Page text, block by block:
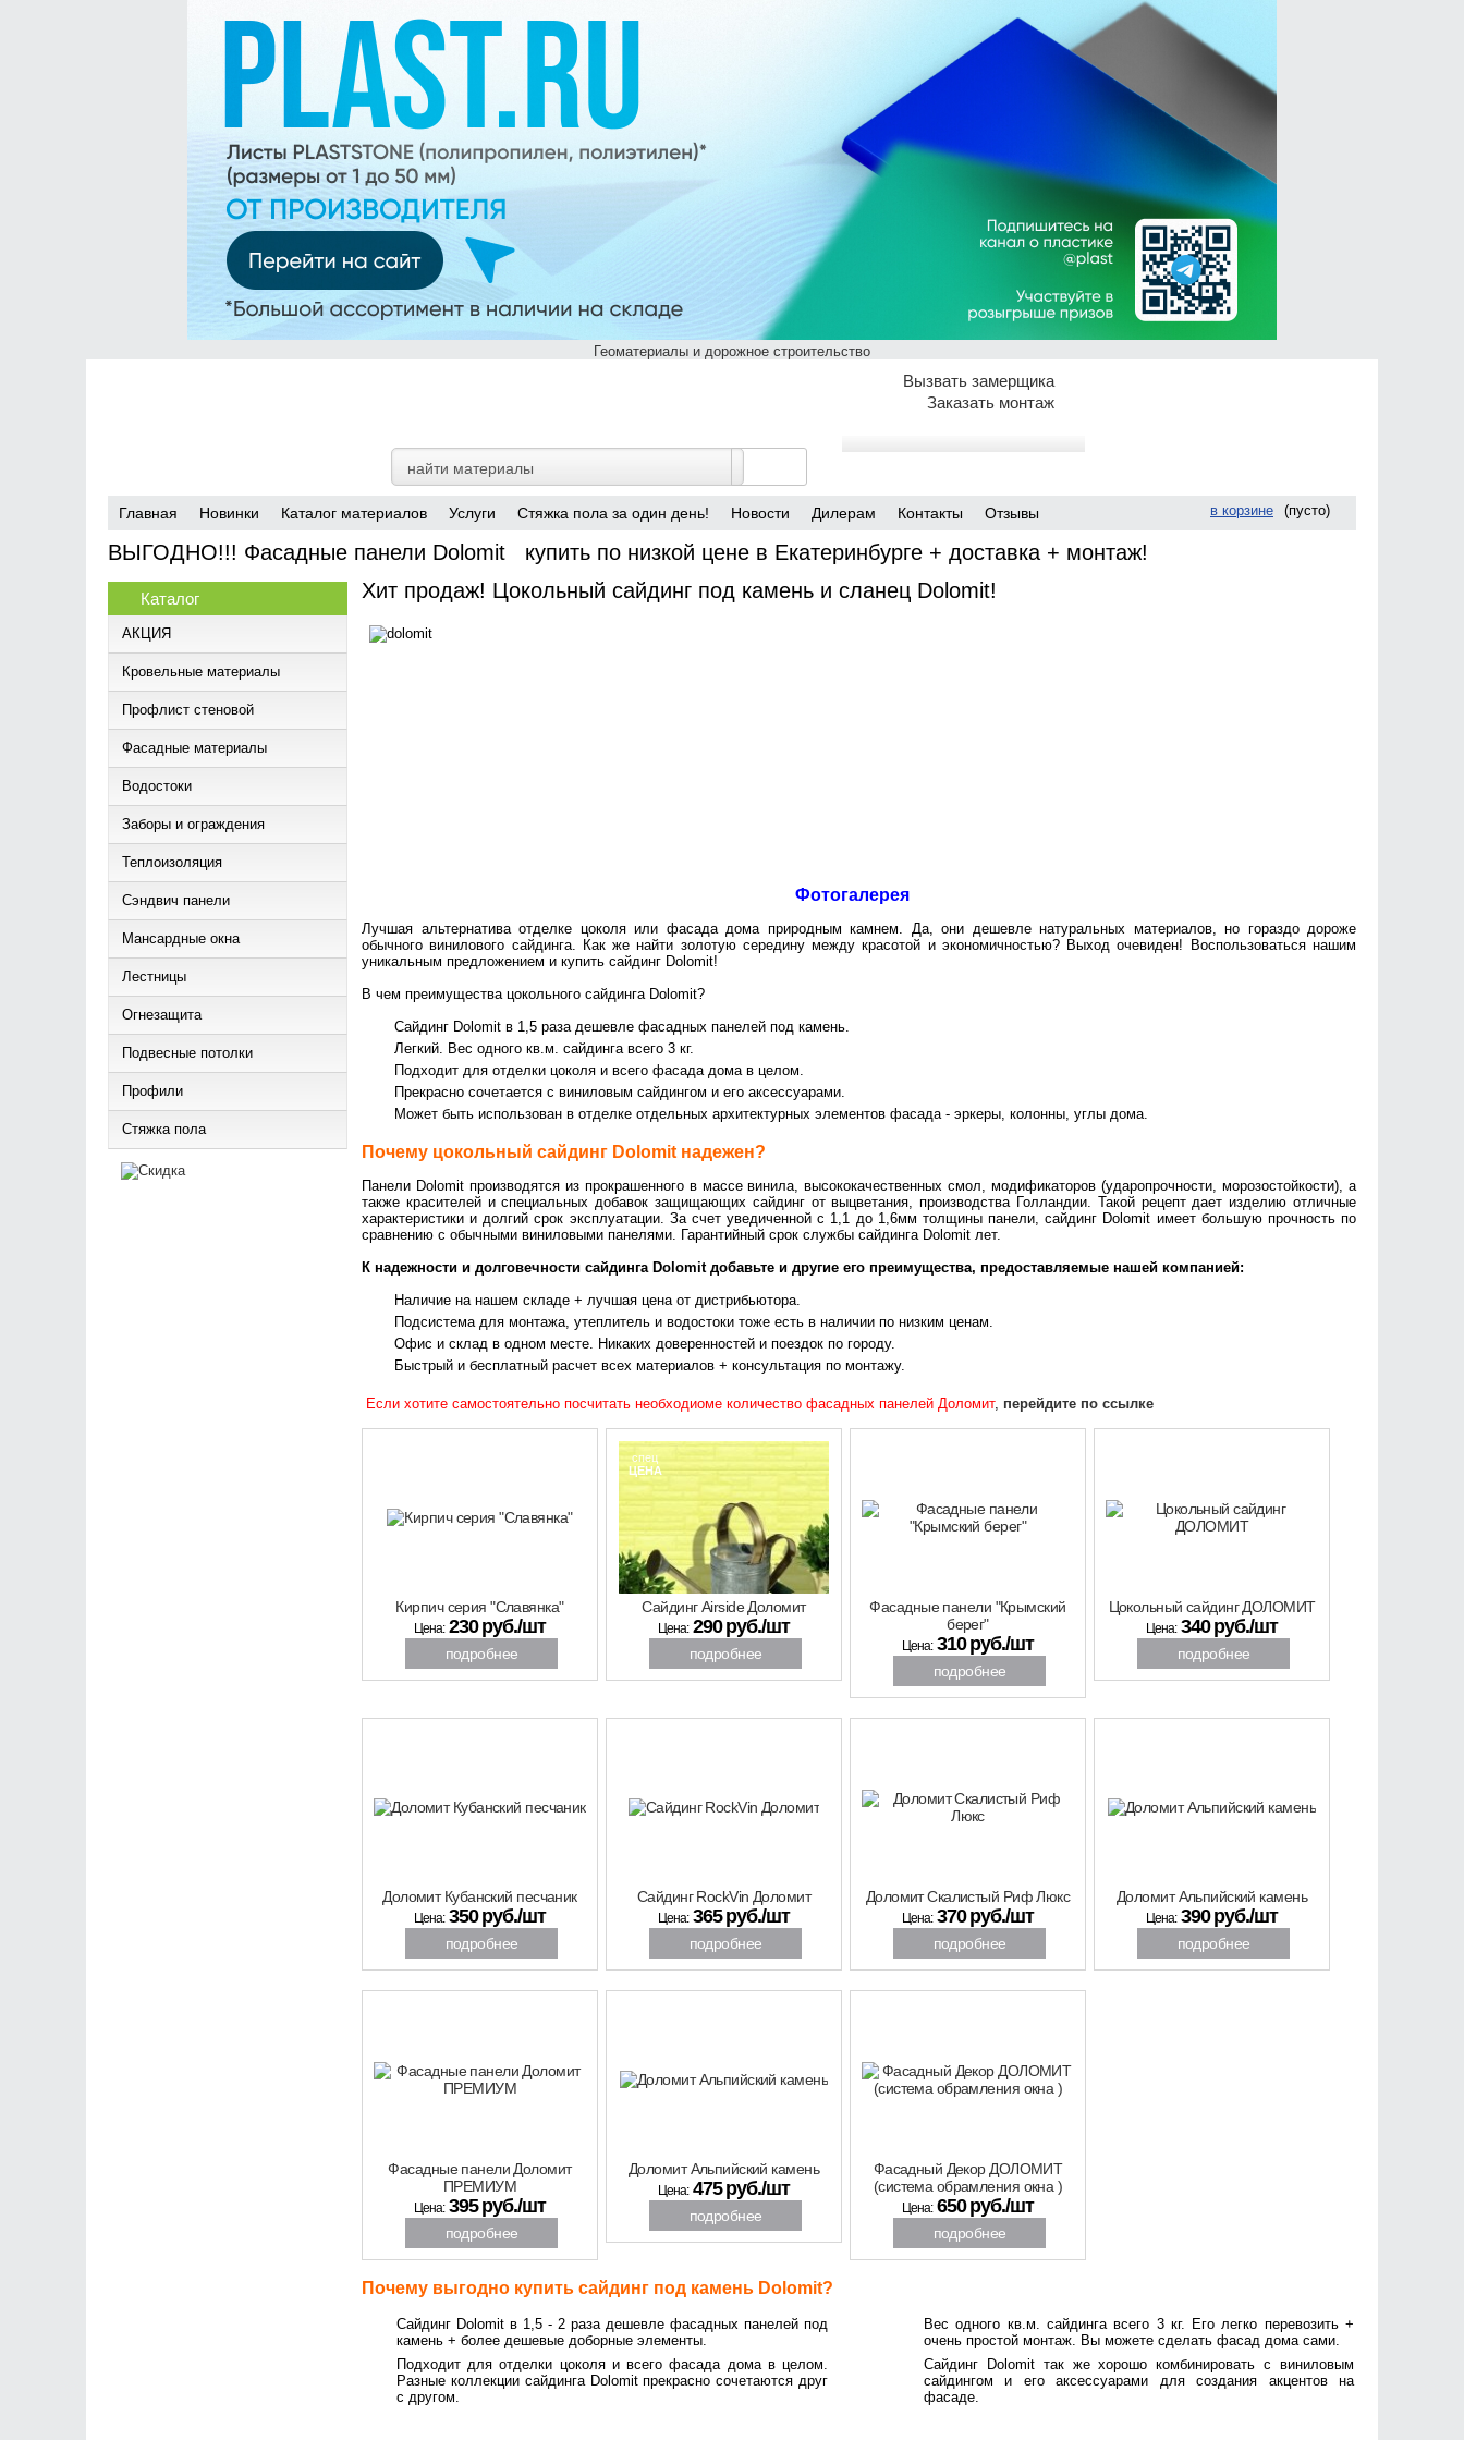
Геоматериалы и дорожное строительство
7 лет на рынке
Собственный
склад!
Монтаж
материалов!
Вызвать замерщика
Заказать монтаж
в корзине (пусто)
Главная Новинки Каталог материалов Услуги Стяжка пола за один день! Новости Дилерам Контакты Отзывы
ВЫГОДНО!!! Фасадные панели Dolomit купить по низкой цене в Екатеринбурге + доставка + монтаж!
Каталог
АКЦИЯ
Кровельные материалы
Профлист стеновой
Фасадные материалы
Водостоки
Заборы и ограждения
Теплоизоляция
Сэндвич панели
Мансардные окна
Лестницы
Огнезащита
Подвесные потолки
Профили
Стяжка пола
Хит продаж! Цокольный сайдинг под камень и сланец Dolomit!
Фотогалерея
Лучшая альтернатива отделке цоколя или фасада дома природным камнем. Да, они дешевле натуральных материалов, но гораздо дороже
обычного винилового сайдинга. Как же найти золотую середину между красотой и экономичностью? Выход очевиден! Воспользоваться нашим
уникальным предложением и купить сайдинг Dolomit!
В чем преимущества цокольного сайдинга Dolomit?
Сайдинг Dolomit в 1,5 раза дешевле фасадных панелей под камень.
Легкий. Вес одного кв.м. сайдинга всего 3 кг.
Подходит для отделки цоколя и всего фасада дома в целом.
Прекрасно сочетается с виниловым сайдингом и его аксессуарами.
Может быть использован в отделке отдельных архитектурных элементов фасада - эркеры, колонны, углы дома.
Почему цокольный сайдинг Dolomit надежен?
Панели Dolomit производятся из прокрашенного в массе винила, высококачественных смол, модификаторов (ударопрочности, морозостойкости), а
также красителей и специальных добавок защищающих сайдинг от выцветания, производства Голландии. Такой рецепт дает изделию отличные
характеристики и долгий срок эксплуатации. За счет уведиченной с 1,1 до 1,6мм толщины панели, сайдинг Dolomit имеет большую прочность по
сравнению с обычными виниловыми панелями. Гарантийный срок службы сайдинга Dolomit лет.
К надежности и долговечности сайдинга Dolomit добавьте и другие его преимущества, предоставляемые нашей компанией:
Наличие на нашем складе + лучшая цена от дистрибьютора.
Подсистема для монтажа, утеплитель и водостоки тоже есть в наличии по низким ценам.
Офис и склад в одном месте. Никаких доверенностей и поездок по городу.
Быстрый и бесплатный расчет всех материалов + консультация по монтажу.
Если хотите самостоятельно посчитать необходиоме количество фасадных панелей Доломит, перейдите по ссылке
Кирпич серия "Славянка"
Цена:230 руб./шт
подробнее
спец
ЦЕНА
Сайдинг Airside Доломит
Цена:290 руб./шт
подробнее
Фасадные панели "Крымский
берег"
Цена:310 руб./шт
подробнее
Цокольный сайдинг ДОЛОМИТ
Цена:340 руб./шт
подробнее
Доломит Кубанский песчаник
Цена:350 руб./шт
подробнее
Сайдинг RockVin Доломит
Цена:365 руб./шт
подробнее
Доломит Скалистый Риф Люкс
Цена:370 руб./шт
подробнее
Доломит Альпийский камень
Цена:390 руб./шт
подробнее
Фасадные панели Доломит
ПРЕМИУМ
Цена:395 руб./шт
подробнее
Доломит Альпийский камень
Цена:475 руб./шт
подробнее
Фасадный Декор ДОЛОМИТ
(система обрамления окна )
Цена:650 руб./шт
подробнее
Почему выгодно купить сайдинг под камень Dolomit?
Сайдинг Dolomit в 1,5 - 2 раза дешевле фасадных панелей под
камень + более дешевые доборные элементы.
Вес одного кв.м. сайдинга всего 3 кг. Его легко перевозить +
очень простой монтаж. Вы можете сделать фасад дома сами.
Подходит для отделки цоколя и всего фасада дома в целом.
Разные коллекции сайдинга Dolomitпрекрасно сочетаются друг
с другом.
Сайдинг Dolomit так же хорошо комбинировать с виниловым
сайдингом и его аксессуарами для создания акцентов на
фасаде.